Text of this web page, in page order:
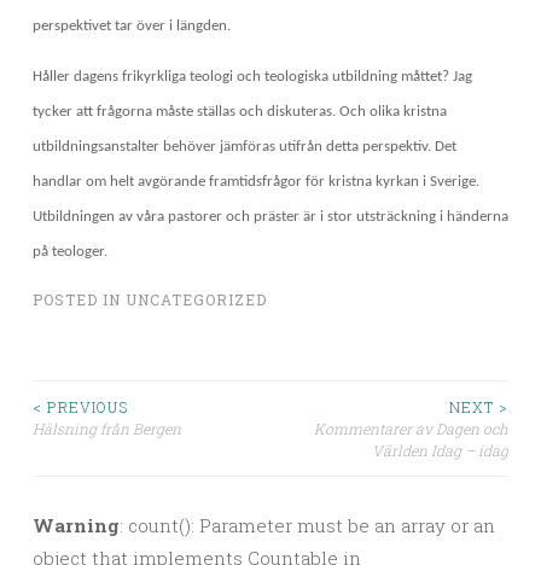
perspektivet tar över i längden.
Håller dagens frikyrkliga teologi och teologiska utbildning måttet? Jag
tycker att frågorna måste ställas och diskuteras. Och olika kristna
utbildningsanstalter behöver jämföras utifrån detta perspektiv. Det
handlar om helt avgörande framtidsfrågor för kristna kyrkan i Sverige.
Utbildningen av våra pastorer och präster är i stor utsträckning i händerna
på teologer.
POSTED IN UNCATEGORIZED
Post navigation
< PREVIOUS
Hälsning från Bergen
NEXT >
Kommentarer av Dagen och
Världen Idag – idag
Warning: count(): Parameter must be an array or an
object that implements Countable in